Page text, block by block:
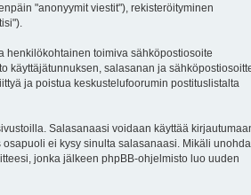
"anonyymit viestit"), rekisteröityminen
henkilökohtainen toimiva sähköpostiosoite
käyttäjätunnuksen, salasanan ja
ja poistua keskustelufoorumin postituslistalta
Salasanaasi voidaan käyttää
ei kysy sinulta salasanaasi. Mikäli
jonka jälkeen phpBB-ohjelmisto luo uuden